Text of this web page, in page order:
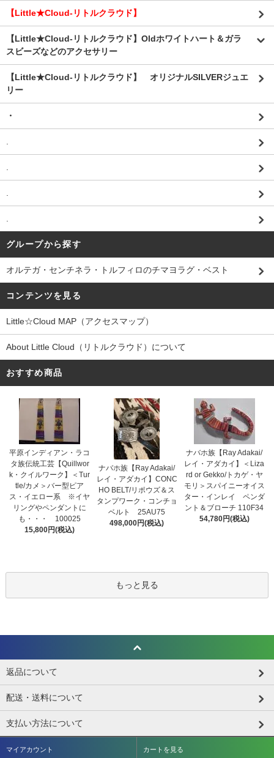
【Little★Cloud-リトルクラウド】
【Little★Cloud-リトルクラウド】Oldホワイトハート＆ガラ
スビーズなどのアクセサリー
【Little★Cloud-リトルクラウド】 オリジナルSILVERジュエ
リー
・
グループから探す
オルテガ・センチネラ・トルフィロのチマヨラグ・ベスト
コンテンツを見る
Little☆Cloud MAP（アクセスマップ）
About Little Cloud（リトルクラウド）について
おすすめ商品
平原インディアン・ラコ
タ族伝統工芸【Quillwor
k・クイルワーク】＜Tur
tle/カメ＞バー型ピア
ス・イエロー系 ※イヤ
リングやペンダントに
も・・・ 100025
15,800円(税込)
ナバホ族【Ray Adakai/
レイ・アダカイ】CONC
HO BELT/リポウズ＆ス
タンプワーク・コンチョ
ベルト 25AU75
498,000円(税込)
ナバホ族【Ray Adakai/
レイ・アダカイ】＜Liza
rd or Gekko/トカゲ・ヤ
モリ＞スパイニーオイス
ター・インレイ ペンダ
ント＆ブローチ 110F34
54,780円(税込)
もっと見る
返品について
配送・送料について
支払い方法について
マイアカウント カートを見る